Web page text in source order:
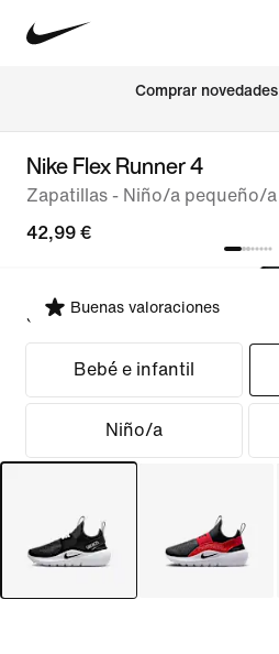
Comprar novedades
Nike Flex Runner 4
Zapatillas - Niño/a pequeño/a
42,99 €
Buenas valoraciones
Seleccionar ajuste
Bebé e infantil
Niño/a